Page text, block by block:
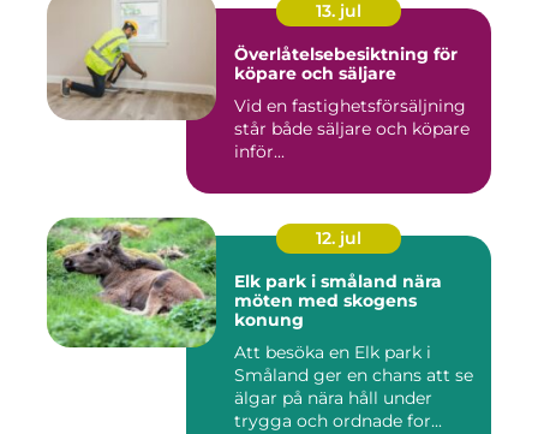
13. jul
Överlåtelsebesiktning för
köpare och säljare
Vid en fastighetsförsäljning
står både säljare och köpare
inför...
12. jul
Elk park i småland nära
möten med skogens
konung
Att besöka en Elk park i
Småland ger en chans att se
älgar på nära håll under
trygga och ordnade for...